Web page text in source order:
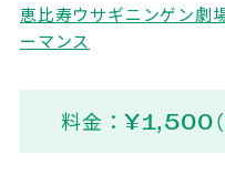
恵比寿ウサギニンゲン劇
ーマンス
料金：¥1,500（